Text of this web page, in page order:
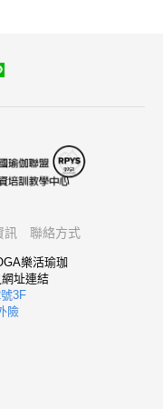
訊 聯絡方式
樂活瑜珈
址連結
3F
險